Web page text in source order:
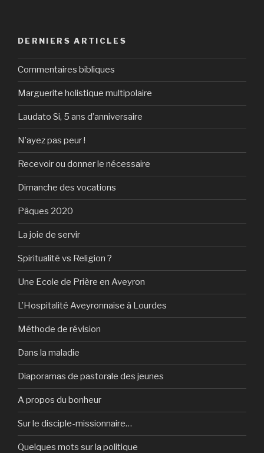
DERNIERS ARTICLES
Commentaires bibliques
Marguerite holistique multipolaire
Laudato Si, 5 ans d’anniversaire
N’ayez pas peur !
Recevoir ou donner le nécessaire
Dimanche des vocations
Pâques 2020
La joie de servir
Spiritualité vs Religion ?
Une Ecole de Prière en Aveyron
L’Hospitalité Aveyronnaise à Lourdes
Méthode de révision
Dans la maladie
Diaporamas de pastorale des jeunes
A propos du bonheur
Sur le disciple-missionnaire…
Quelques mots sur la politique